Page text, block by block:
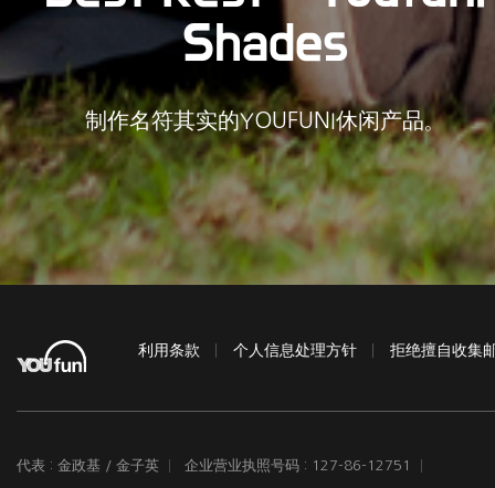
Shades
制作名符其实的YOUFUNI休闲产品。
利用条款 个人信息处理方针 拒绝擅自收集
代表 : 金政基 / 金子英 企业营业执照号码 : 127-86-12751